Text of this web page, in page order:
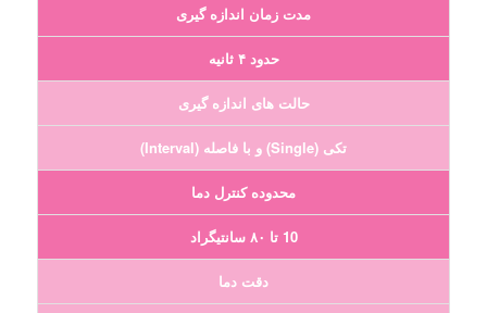
مدت زمان اندازه گیری
حدود ۴ ثانیه
حالت های اندازه گیری
تکی (Single) و با فاصله (Interval)
محدوده کنترل دما
10 تا ۸۰ سانتیگراد
دقت دما